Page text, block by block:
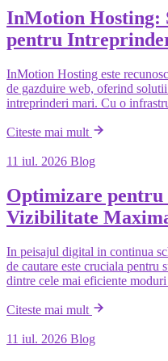
InMotion Hosting:
pentru
InMotion Hosting este
de gazduire web, oferind
intreprinderi mari. Cu o
Citeste mai mult
11 iul. 2026 Blog
Optimizare pentru
Vizibilitate
In peisajul digital in continua
de cautare este cruciala pentru
dintre cele mai eficiente moduri
Citeste mai mult
11 iul. 2026 Blog